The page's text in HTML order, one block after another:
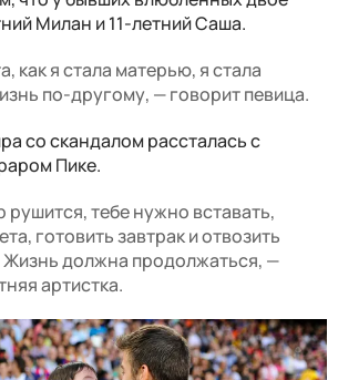
Милан и 11-летний Саша.
как я стала матерью, я стала
по-другому, — говорит певица.
со скандалом рассталась с
Пике.
рушится, тебе нужно вставать,
готовить завтрак и отвозить
Жизнь должна продолжаться, —
артистка.